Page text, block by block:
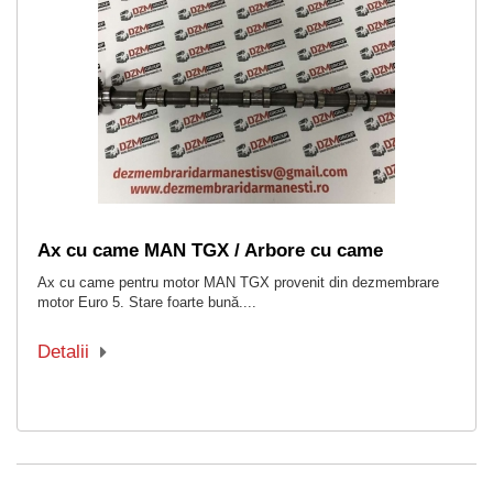
Ax cu came MAN TGX / Arbore cu came
Ax cu came pentru motor MAN TGX provenit din dezmembrare
motor Euro 5. Stare foarte bună....
Detalii